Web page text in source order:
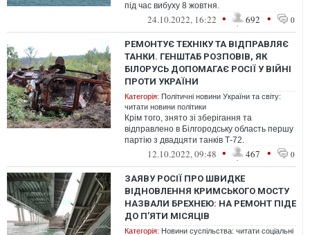
під час вибуху 8 жовтня.
24.10.2022, 16:22 • 692 • 0
РЕМОНТУЄ ТЕХНІКУ ТА ВІДПРАВЛЯЄ
ТАНКИ. ГЕНШТАБ РОЗПОВІВ, ЯК
БІЛОРУСЬ ДОПОМАГАЄ РОСІЇ У ВІЙНІ
ПРОТИ УКРАЇНИ
Категорія: Політичні новини України та світу:
читати новини політики
Крім того, знято зі зберігання та
відправлено в Білгородську область першу
партію з двадцяти танків Т-72.
12.10.2022, 09:48 • 467 • 0
ЗАЯВУ РОСІЇ ПРО ШВИДКЕ
ВІДНОВЛЕННЯ КРИМСЬКОГО МОСТУ
НАЗВАЛИ БРЕХНЕЮ: НА РЕМОНТ ПІДЕ
ДО П’ЯТИ МІСЯЦІВ
Категорія: Новини суспільства: читати соціальні